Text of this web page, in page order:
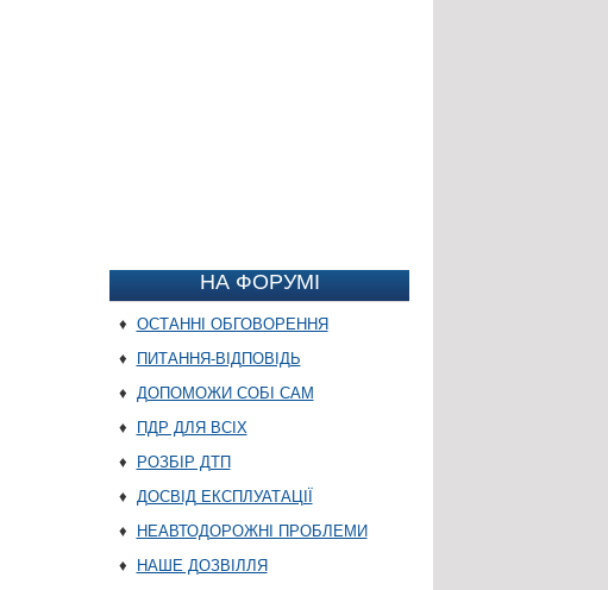
НА ФОРУМІ
♦ ОСТАННІ ОБГОВОРЕННЯ
♦
ПИТАННЯ-ВІДПОВІДЬ
♦ ДОПОМОЖИ СОБІ САМ
♦
ПДР ДЛЯ ВСІХ
♦
РОЗБІР ДТП
♦ ДОСВІД ЕКСПЛУАТАЦІЇ
♦
НЕАВТОДОРОЖНІ ПРОБЛЕМИ
♦
НАШЕ ДОЗВІЛЛЯ